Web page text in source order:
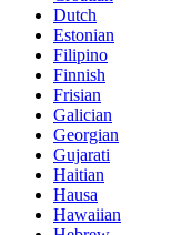
Dutch
Estonian
Filipino
Finnish
Frisian
Galician
Georgian
Gujarati
Haitian
Hausa
Hawaiian